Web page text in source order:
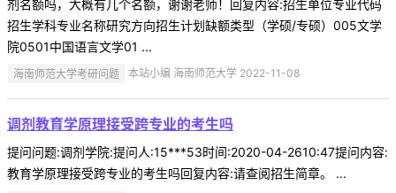
剂名额吗，大概有几个名额，谢谢老师！回复内容:招生单位专业代码
招生学科专业名称研究方向招生计划缺额类型（学硕/专硕）005文学
院0501中国语言文学01 ...
海南师范大学考研问题 本站小编 海南师范大学 2022-11-08
调剂教育学原理接受跨专业的考生吗
提问问题:调剂学院:提问人:15***53时间:2020-04-2610:47提问内容:
教育学原理接受跨专业的考生吗回复内容:请查阅招生简章。 ...